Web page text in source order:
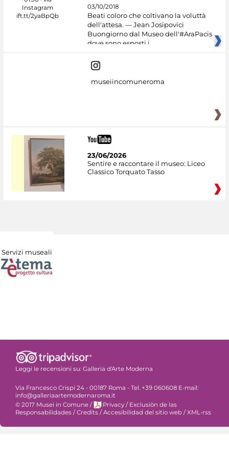
03/10/2018
Beati coloro che coltivano la voluttà
dell'attesa. — Jean Josipovici
Buongiorno dal Museo dell'#AraPacis
dove sono esposti i
museiincomuneroma
23/06/2026
Sentire e raccontare il museo: Liceo
Classico Torquato Tasso
Servizi museali
Leggi le recensioni su: Galleria d'Arte Moderna
Via Francesco Crispi 24 - 00187 Roma - Tel. +39 060608 E-mail:
info@galleriaartemodernaroma.it
© 2017 Musei in Comune / Privacy / Exclusiòn de las
Responsabilidades / Credits / Accesibilidad del sitio web / XML-rss